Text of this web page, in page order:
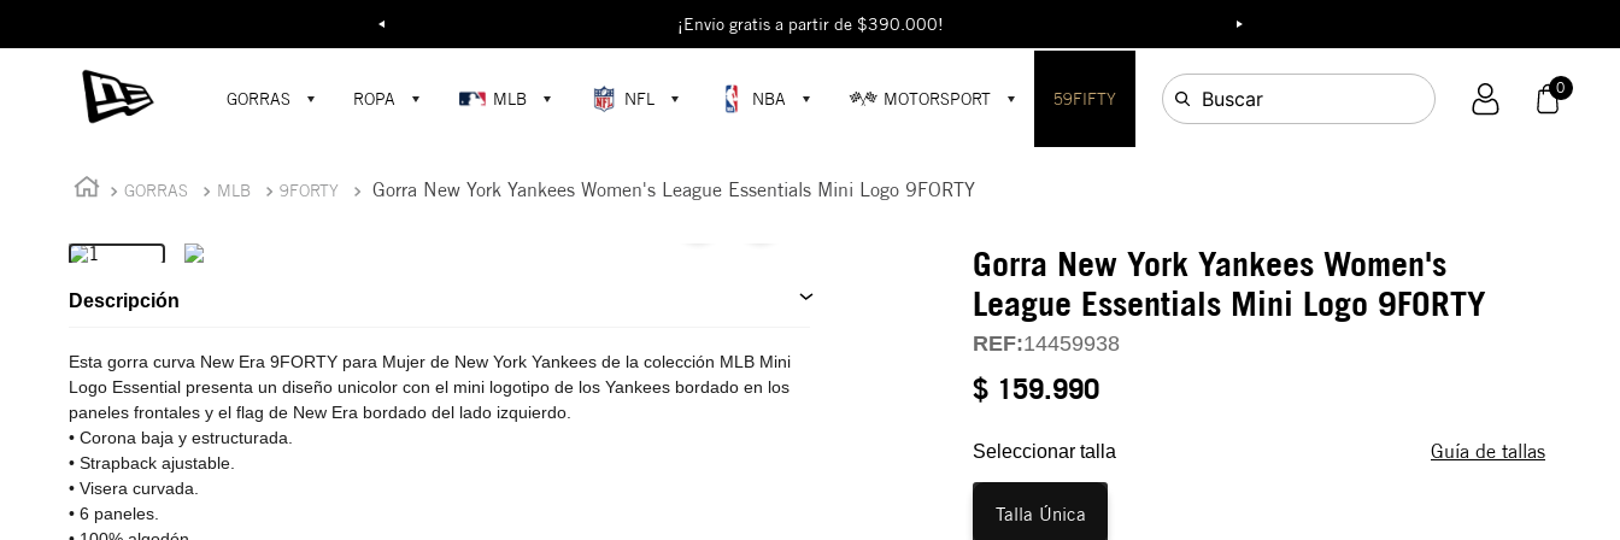
Buscar... ¡Envío gratis a partir de $390.000!
¡Descubre colecciones exclusivas en la tienda oficial de New Era en Colombia!
GORRAS ROPA MLB NFL NBA MOTORSPORT 59FIFTY Buscar 0
GORRAS MLB 9FORTY Gorra New York Yankees Women's League Essentials Mini Logo 9FORTY
Descripción
Esta gorra curva New Era 9FORTY para Mujer de New York Yankees de la colección MLB Mini
Logo Essential presenta un diseño unicolor con el mini logotipo de los Yankees bordado en los
paneles frontales y el flag de New Era bordado del lado izquierdo.
• Corona baja y estructurada.
• Strapback ajustable.
• Visera curvada.
• 6 paneles.
Gorra New York Yankees Women's
League Essentials Mini Logo 9FORTY
REF:14459938
$ 159.990
Seleccionar talla Guía de tallas
Talla Única